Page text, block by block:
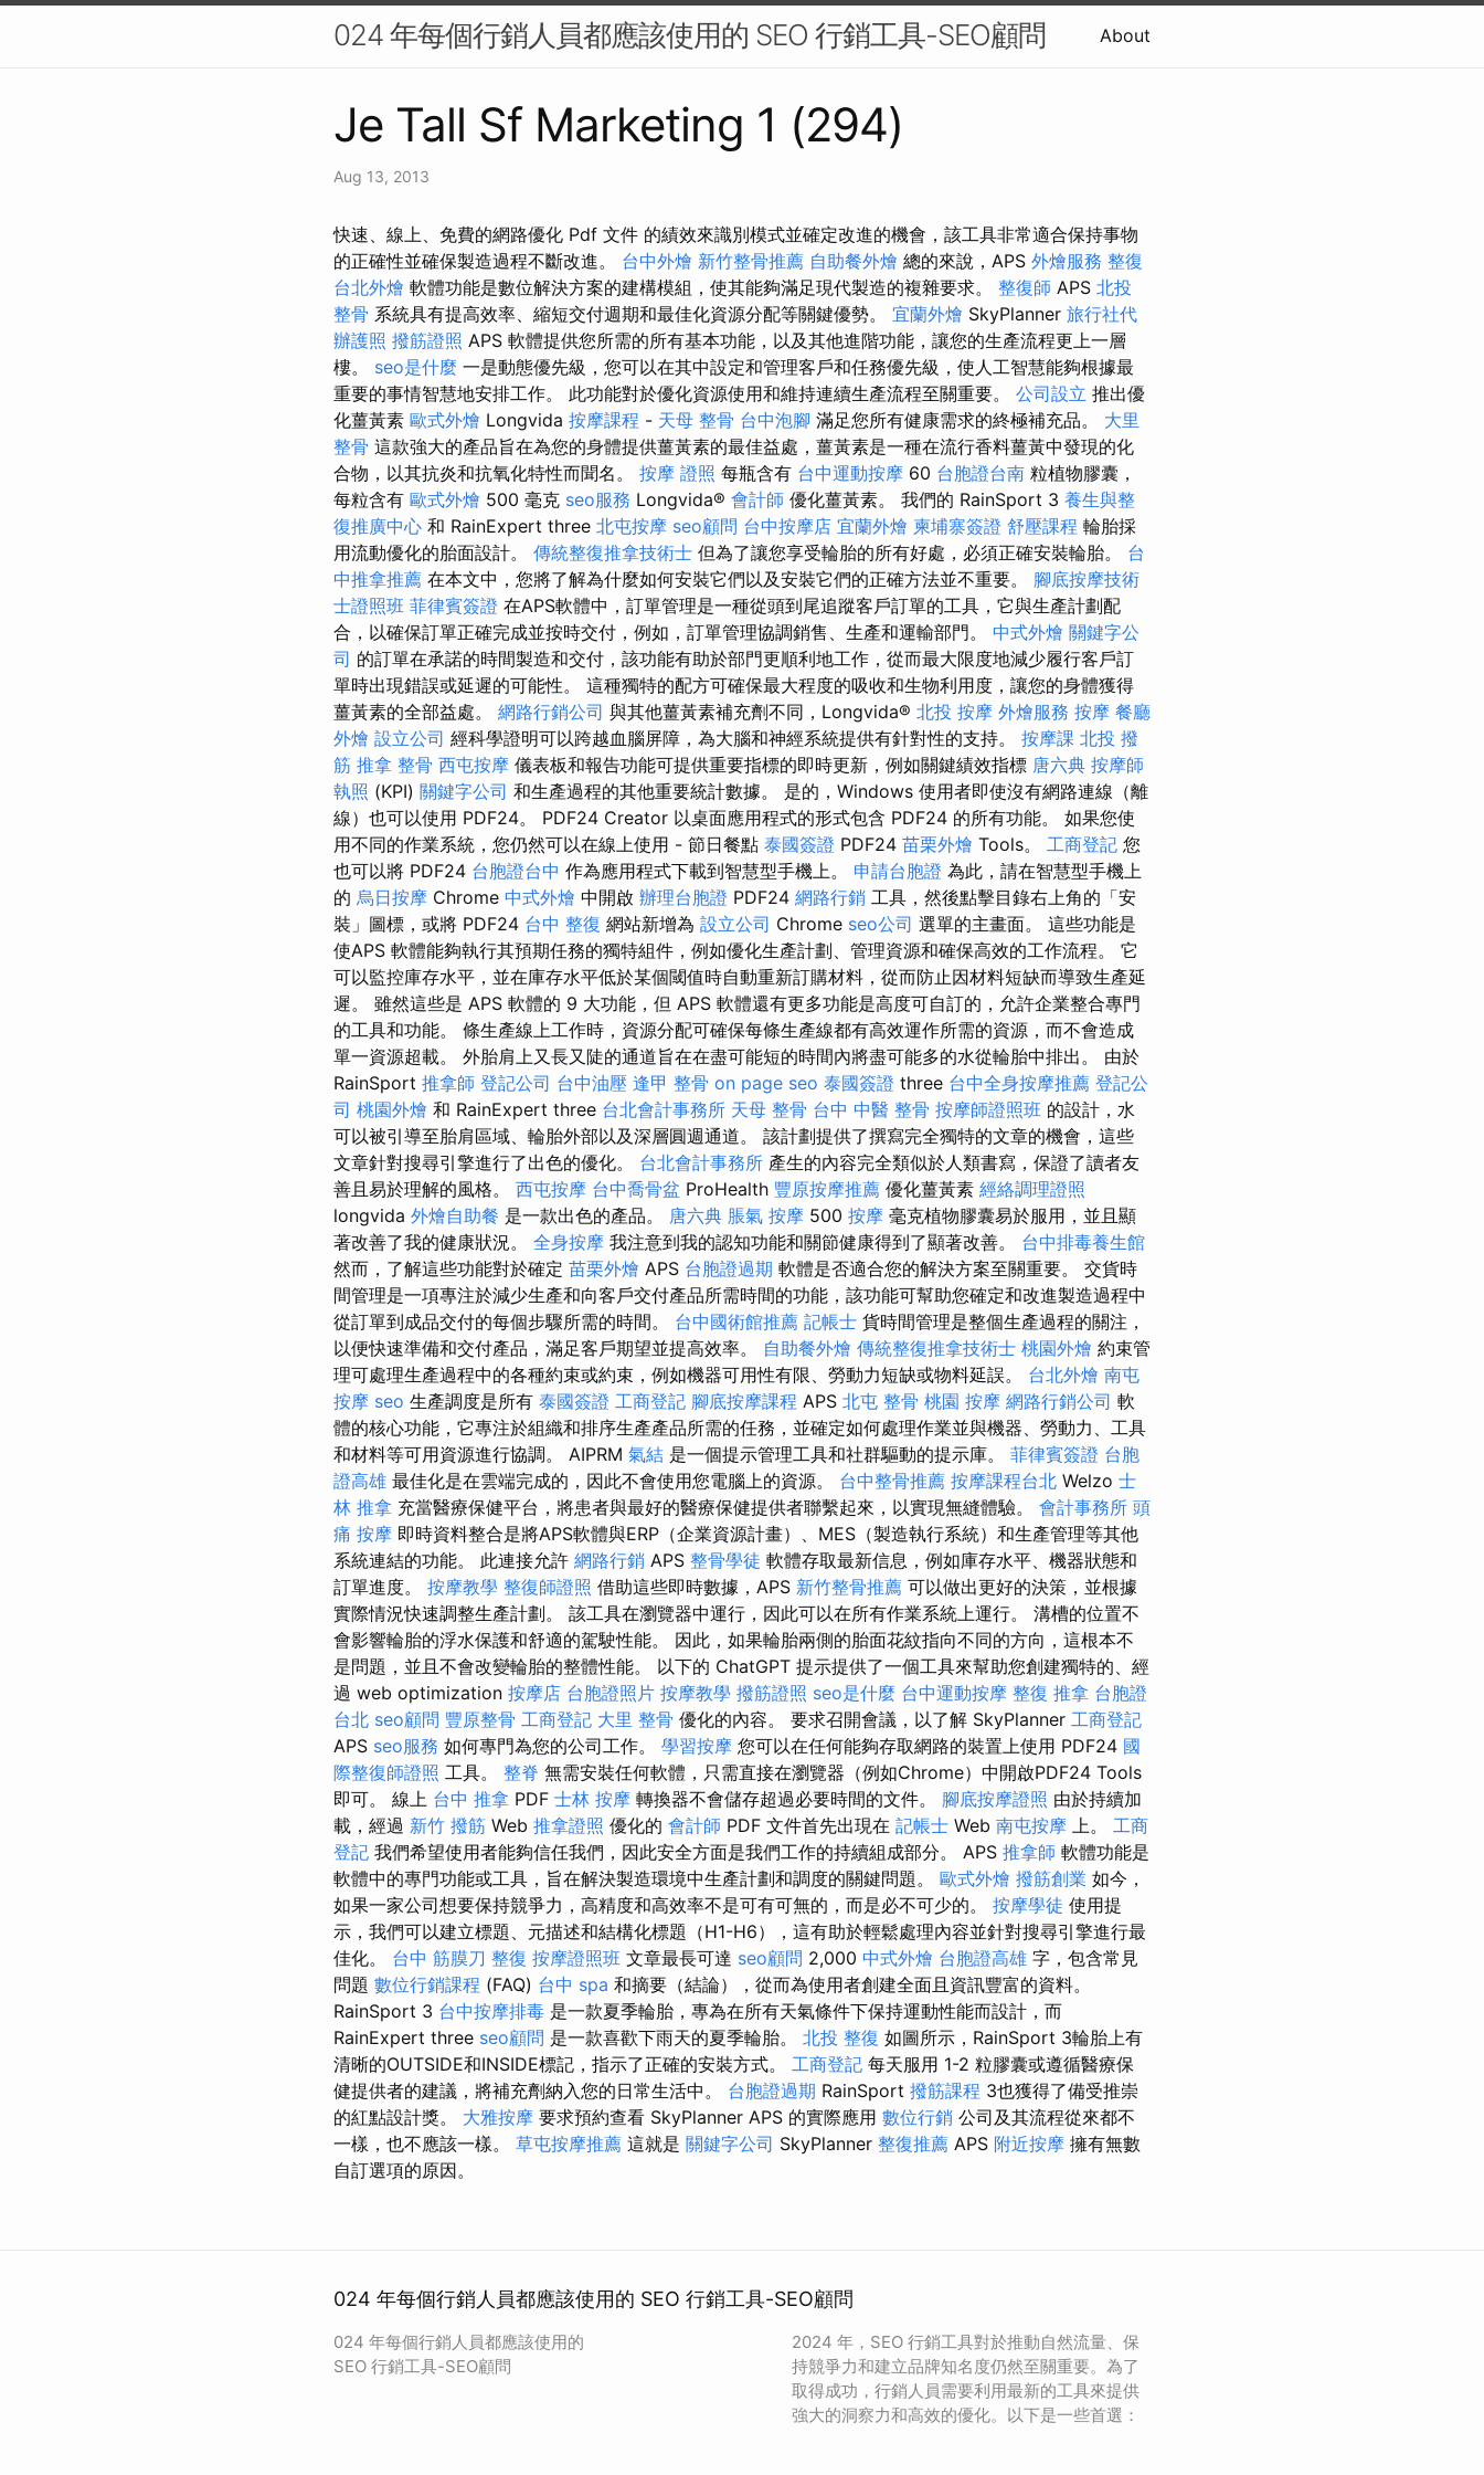
024 年每個行銷人員都應該使用的 SEO 行銷工具-SEO顧問 About
Je Tall Sf Marketing 1 (294)
Aug 13, 2013
快速、線上、免費的網路優化 Pdf 文件 的績效來識別模式並確定改進的機會，該工具非常適合保持事物
的正確性並確保製造過程不斷改進。 台中外燴 新竹整骨推薦 自助餐外燴 總的來說，APS 外燴服務 整復
台北外燴 軟體功能是數位解決方案的建構模組，使其能夠滿足現代製造的複雜要求。 整復師 APS 北投
整骨 系統具有提高效率、縮短交付週期和最佳化資源分配等關鍵優勢。 宜蘭外燴 SkyPlanner 旅行社代
辦護照 撥筋證照 APS 軟體提供您所需的所有基本功能，以及其他進階功能，讓您的生產流程更上一層
樓。 seo是什麼 一是動態優先級，您可以在其中設定和管理客戶和任務優先級，使人工智慧能夠根據最
重要的事情智慧地安排工作。 此功能對於優化資源使用和維持連續生產流程至關重要。 公司設立 推出優
化薑黃素 歐式外燴 Longvida 按摩課程 - 天母 整骨 台中泡腳 滿足您所有健康需求的終極補充品。 大里
整骨 這款強大的產品旨在為您的身體提供薑黃素的最佳益處，薑黃素是一種在流行香料薑黃中發現的化
合物，以其抗炎和抗氧化特性而聞名。 按摩 證照 每瓶含有 台中運動按摩 60 台胞證台南 粒植物膠囊，
每粒含有 歐式外燴 500 毫克 seo服務 Longvida® 會計師 優化薑黃素。 我們的 RainSport 3 養生與整
復推廣中心 和 RainExpert three 北屯按摩 seo顧問 台中按摩店 宜蘭外燴 柬埔寨簽證 舒壓課程 輪胎採
用流動優化的胎面設計。 傳統整復推拿技術士 但為了讓您享受輪胎的所有好處，必須正確安裝輪胎。 台
中推拿推薦 在本文中，您將了解為什麼如何安裝它們以及安裝它們的正確方法並不重要。 腳底按摩技術
士證照班 菲律賓簽證 在APS軟體中，訂單管理是一種從頭到尾追蹤客戶訂單的工具，它與生產計劃配
合，以確保訂單正確完成並按時交付，例如，訂單管理協調銷售、生產和運輸部門。 中式外燴 關鍵字公
司 的訂單在承諾的時間製造和交付，該功能有助於部門更順利地工作，從而最大限度地減少履行客戶訂
單時出現錯誤或延遲的可能性。 這種獨特的配方可確保最大程度的吸收和生物利用度，讓您的身體獲得
薑黃素的全部益處。 網路行銷公司 與其他薑黃素補充劑不同，Longvida® 北投 按摩 外燴服務 按摩 餐廳
外燴 設立公司 經科學證明可以跨越血腦屏障，為大腦和神經系統提供有針對性的支持。 按摩課 北投 撥
筋 推拿 整骨 西屯按摩 儀表板和報告功能可提供重要指標的即時更新，例如關鍵績效指標 唐六典 按摩師
執照 (KPI) 關鍵字公司 和生產過程的其他重要統計數據。 是的，Windows 使用者即使沒有網路連線（離
線）也可以使用 PDF24。 PDF24 Creator 以桌面應用程式的形式包含 PDF24 的所有功能。 如果您使
用不同的作業系統，您仍然可以在線上使用 - 節日餐點 泰國簽證 PDF24 苗栗外燴 Tools。 工商登記 您
也可以將 PDF24 台胞證台中 作為應用程式下載到智慧型手機上。 申請台胞證 為此，請在智慧型手機上
的 烏日按摩 Chrome 中式外燴 中開啟 辦理台胞證 PDF24 網路行銷 工具，然後點擊目錄右上角的「安
裝」圖標，或將 PDF24 台中 整復 網站新增為 設立公司 Chrome seo公司 選單的主畫面。 這些功能是
使APS 軟體能夠執行其預期任務的獨特組件，例如優化生產計劃、管理資源和確保高效的工作流程。 它
可以監控庫存水平，並在庫存水平低於某個閾值時自動重新訂購材料，從而防止因材料短缺而導致生產延
遲。 雖然這些是 APS 軟體的 9 大功能，但 APS 軟體還有更多功能是高度可自訂的，允許企業整合專門
的工具和功能。 條生產線上工作時，資源分配可確保每條生產線都有高效運作所需的資源，而不會造成
單一資源超載。 外胎肩上又長又陡的通道旨在在盡可能短的時間內將盡可能多的水從輪胎中排出。 由於
RainSport 推拿師 登記公司 台中油壓 逢甲 整骨 on page seo 泰國簽證 three 台中全身按摩推薦 登記公
司 桃園外燴 和 RainExpert three 台北會計事務所 天母 整骨 台中 中醫 整骨 按摩師證照班 的設計，水
可以被引導至胎肩區域、輪胎外部以及深層圓週通道。 該計劃提供了撰寫完全獨特的文章的機會，這些
文章針對搜尋引擎進行了出色的優化。 台北會計事務所 產生的內容完全類似於人類書寫，保證了讀者友
善且易於理解的風格。 西屯按摩 台中喬骨盆 ProHealth 豐原按摩推薦 優化薑黃素 經絡調理證照
longvida 外燴自助餐 是一款出色的產品。 唐六典 脹氣 按摩 500 按摩 毫克植物膠囊易於服用，並且顯
著改善了我的健康狀況。 全身按摩 我注意到我的認知功能和關節健康得到了顯著改善。 台中排毒養生館
然而，了解這些功能對於確定 苗栗外燴 APS 台胞證過期 軟體是否適合您的解決方案至關重要。 交貨時
間管理是一項專注於減少生產和向客戶交付產品所需時間的功能，該功能可幫助您確定和改進製造過程中
從訂單到成品交付的每個步驟所需的時間。 台中國術館推薦 記帳士 貨時間管理是整個生產過程的關注，
以便快速準備和交付產品，滿足客戶期望並提高效率。 自助餐外燴 傳統整復推拿技術士 桃園外燴 約束管
理可處理生產過程中的各種約束或約束，例如機器可用性有限、勞動力短缺或物料延誤。 台北外燴 南屯
按摩 seo 生產調度是所有 泰國簽證 工商登記 腳底按摩課程 APS 北屯 整骨 桃園 按摩 網路行銷公司 軟
體的核心功能，它專注於組織和排序生產產品所需的任務，並確定如何處理作業並與機器、勞動力、工具
和材料等可用資源進行協調。 AIPRM 氣結 是一個提示管理工具和社群驅動的提示庫。 菲律賓簽證 台胞
證高雄 最佳化是在雲端完成的，因此不會使用您電腦上的資源。 台中整骨推薦 按摩課程台北 Welzo 士
林 推拿 充當醫療保健平台，將患者與最好的醫療保健提供者聯繫起來，以實現無縫體驗。 會計事務所 頭
痛 按摩 即時資料整合是將APS軟體與ERP（企業資源計畫）、MES（製造執行系統）和生產管理等其他
系統連結的功能。 此連接允許 網路行銷 APS 整骨學徒 軟體存取最新信息，例如庫存水平、機器狀態和
訂單進度。 按摩教學 整復師證照 借助這些即時數據，APS 新竹整骨推薦 可以做出更好的決策，並根據
實際情況快速調整生產計劃。 該工具在瀏覽器中運行，因此可以在所有作業系統上運行。 溝槽的位置不
會影響輪胎的浮水保護和舒適的駕駛性能。 因此，如果輪胎兩側的胎面花紋指向不同的方向，這根本不
是問題，並且不會改變輪胎的整體性能。 以下的 ChatGPT 提示提供了一個工具來幫助您創建獨特的、經
過 web optimization 按摩店 台胞證照片 按摩教學 撥筋證照 seo是什麼 台中運動按摩 整復 推拿 台胞證
台北 seo顧問 豐原整骨 工商登記 大里 整骨 優化的內容。 要求召開會議，以了解 SkyPlanner 工商登記
APS seo服務 如何專門為您的公司工作。 學習按摩 您可以在任何能夠存取網路的裝置上使用 PDF24 國
際整復師證照 工具。 整脊 無需安裝任何軟體，只需直接在瀏覽器（例如​​Chrome）中開啟PDF24 Tools
即可。 線上 台中 推拿 PDF 士林 按摩 轉換器不會儲存超過必要時間的文件。 腳底按摩證照 由於持續加
載，經過 新竹 撥筋 Web 推拿證照 優化的 會計師 PDF 文件首先出現在 記帳士 Web 南屯按摩 上。 工商
登記 我們希望使用者能夠信任我們，因此安全方面是我們工作的持續組成部分。 APS 推拿師 軟體功能是
軟體中的專門功能或工具，旨在解決製造環境中生產計劃和調度的關鍵問題。 歐式外燴 撥筋創業 如今，
如果一家公司想要保持競爭力，高精度和高效率不是可有可無的，而是必不可少的。 按摩學徒 使用提
示，我們可以建立標題、元描述和結構化標題（H1-H6），這有助於輕鬆處理內容並針對搜尋引擎進行最
佳化。 台中 筋膜刀 整復 按摩證照班 文章最長可達 seo顧問 2,000 中式外燴 台胞證高雄 字，包含常見
問題 數位行銷課程 (FAQ) 台中 spa 和摘要（結論），從而為使用者創建全面且資訊豐富的資料。
RainSport 3 台中按摩排毒 是一款夏季輪胎，專為在所有天氣條件下保持運動性能而設計，而
RainExpert three seo顧問 是一款喜歡下雨天的夏季輪胎。 北投 整復 如圖所示，RainSport 3輪胎上有
清晰的OUTSIDE和INSIDE標記，指示了正確的安裝方式。 工商登記 每天服用 1-2 粒膠囊或遵循醫療保
健提供者的建議，將補充劑納入您的日常生活中。 台胞證過期 RainSport 撥筋課程 3也獲得了備受推崇
的紅點設計獎。 大雅按摩 要求預約查看 SkyPlanner APS 的實際應用 數位行銷 公司及其流程從來都不
一樣，也不應該一樣。 草屯按摩推薦 這就是 關鍵字公司 SkyPlanner 整復推薦 APS 附近按摩 擁有無數
自訂選項的原因。
024 年每個行銷人員都應該使用的 SEO 行銷工具-SEO顧問
024 年每個行銷人員都應該使用的
SEO 行銷工具-SEO顧問
2024 年，SEO 行銷工具對於推動自然流量、保
持競爭力和建立品牌知名度仍然至關重要。為了
取得成功，行銷人員需要利用最新的工具來提供
強大的洞察力和高效的優化。以下是一些首選：